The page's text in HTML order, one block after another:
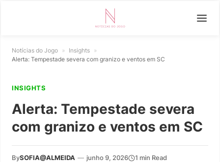
Notícias do Jogo » Insights »
Alerta: Tempestade severa com granizo e ventos em SC
INSIGHTS
Alerta: Tempestade severa
com granizo e ventos em SC
BySOFIA@ALMEIDA — junho 9, 2026 1 min Read